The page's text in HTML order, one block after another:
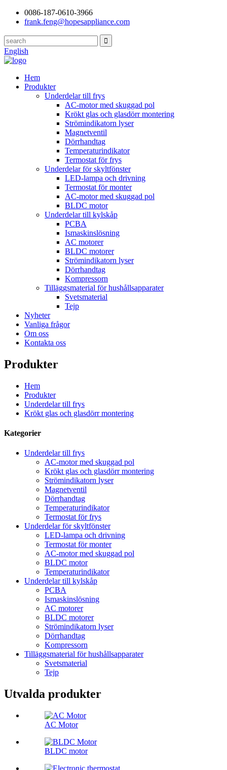
0086-187-0610-3966
frank.feng@hopesappliance.com
English
Hem
Produkter
Underdelar till frys
AC-motor med skuggad pol
Krökt glas och glasdörr montering
Strömindikatorn lyser
Magnetventil
Dörrhandtag
Temperaturindikator
Termostat för frys
Underdelar för skyltfönster
LED-lampa och drivning
Termostat för monter
AC-motor med skuggad pol
BLDC motor
Underdelar till kylskåp
PCBA
Ismaskinslösning
AC motorer
BLDC motorer
Strömindikatorn lyser
Dörrhandtag
Kompressorn
Tilläggsmaterial för hushållsapparater
Svetsmaterial
Tejp
Nyheter
Vanliga frågor
Om oss
Kontakta oss
Produkter
Hem
Produkter
Underdelar till frys
Krökt glas och glasdörr montering
Kategorier
Underdelar till frys
AC-motor med skuggad pol
Krökt glas och glasdörr montering
Strömindikatorn lyser
Magnetventil
Dörrhandtag
Temperaturindikator
Termostat för frys
Underdelar för skyltfönster
LED-lampa och drivning
Termostat för monter
AC-motor med skuggad pol
BLDC motor
Temperaturindikator
Underdelar till kylskåp
PCBA
Ismaskinslösning
AC motorer
BLDC motorer
Strömindikatorn lyser
Dörrhandtag
Kompressorn
Tilläggsmaterial för hushållsapparater
Svetsmaterial
Tejp
Utvalda produkter
AC Motor
BLDC motor